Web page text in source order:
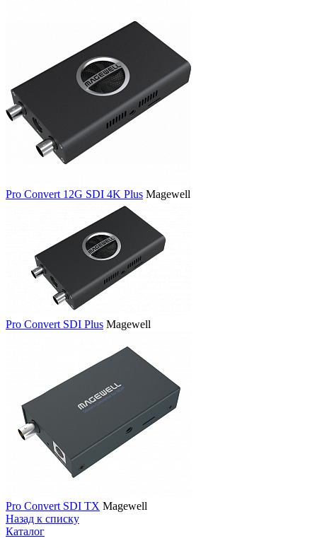
Pro Convert 12G SDI 4K Plus Magewell
Pro Convert SDI Plus Magewell
Pro Convert SDI TX Magewell
Назад к списку
Каталог